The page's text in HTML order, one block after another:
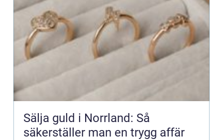
Sälja guld i Norrland: Så
säkerställer man en trygg affär